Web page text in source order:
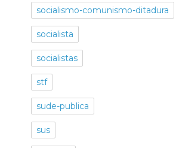
socialismo-comunismo-ditadura
socialista
socialistas
stf
sude-publica
sus